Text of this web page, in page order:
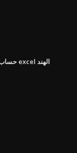
حساب الأرباح والخسائر التجارية والميزانية العمومية بتنسيق excel الهند